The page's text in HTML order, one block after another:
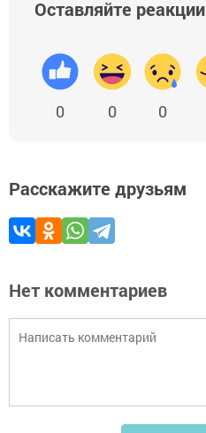
Оставляйте реакции
0 0 0
Расскажите друзьям
Нет комментариев